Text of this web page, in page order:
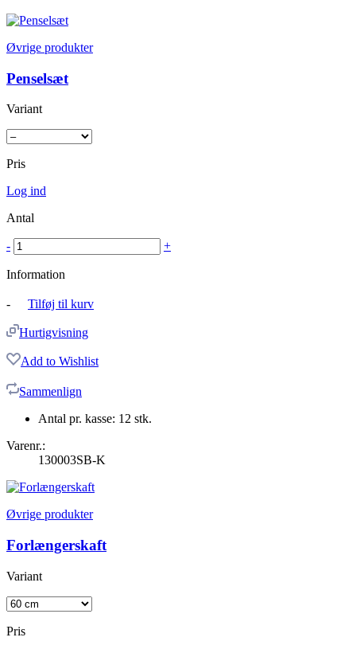
Øvrige produkter
Penselsæt
Variant
Pris
Log ind
Antal
- +
Information
- Tilføj til kurv
Hurtigvisning
Add to Wishlist
Sammenlign
Antal pr. kasse: 12 stk.
Varenr.:
130003SB-K
Øvrige produkter
Forlængerskaft
Variant
Pris